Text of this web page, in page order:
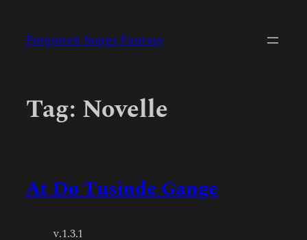
content
Forgotten Songs Fantasy
Tag: Novelle
At Dø Tusinde Gange
v.1.3.1